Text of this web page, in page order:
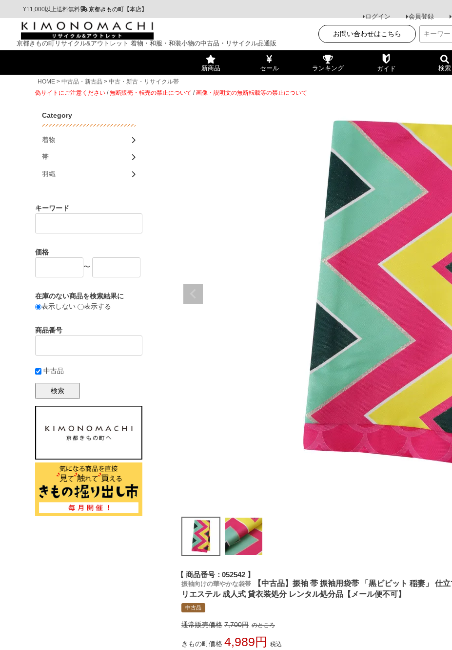
¥11,000以上送料無料 京都きもの町【本店】
ログイン
会員登録
京都きもの町リサイクル&アウトレット 着物・和服・和装小物の中古品・リサイクル品通販
お問い合わせはこちら
新商品 セール ランキング ガイド 検索
HOME 中古品・新古品
中古・新古・リサイクル帯
偽サイトにご注意ください /無断販売・転売の禁止について /画像・説明文の無断転載等の禁止について
商品番号 052542
振袖向けの華やかな袋帯
【中古品】振袖 帯 振袖用袋帯 「黒ビビット 稲妻」 仕
リエステル 成人式 貸衣装処分 レンタル処分品【メール便不可】
中古品
通常販売価格 7,700 のところ
きもの町価格 4,989 税込
Category
着物
帯
羽織
キーワード
価格
〜
在庫のない商品を検索結果に
表示しない
表示する
商品番号
中古品
検索